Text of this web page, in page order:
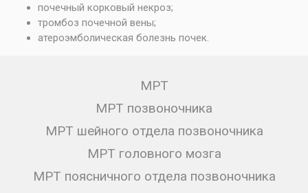
почечный корковый некроз;
тромбоз почечной вены;
атероэмболическая болезнь почек.
МРТ
МРТ позвоночника
МРТ шейного отдела позвоночника
МРТ головного мозга
МРТ поясничного отдела позвоночника